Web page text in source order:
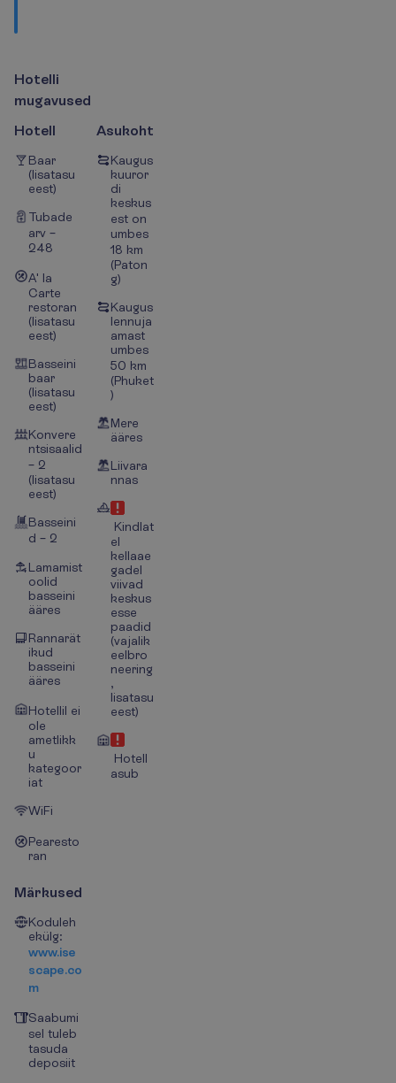
Hotelli
mugavused
Hotell
Baar
(lisatasu
eest)
Tubade
arv –
248
A' la
Carte
restoran
(lisatasu
eest)
Basseini
baar
(lisatasu
eest)
Konvere
ntsisaalid
– 2
(lisatasu
eest)
Basseini
d – 2
Lamamist
oolid
basseini
ääres
Rannarät
ikud
basseini
ääres
Hotellil ei
ole
ametlikk
u
kategoor
iat
WiFi
Pearesto
ran
Asukoht
Kaugus
kuuror
di
keskus
est on
umbes
18 km
(Paton
g)
Kaugus
lennuja
amast
umbes
50 km
(Phuket
)
Mere
ääres
Liivara
nnas
Kindlat
el
kellaae
gadel
viivad
keskus
esse
paadid
(vajalik
eelbro
neering
,
lisatasu
eest)
Hotell
asub
Märkused
Koduleh
ekülg:
www.ise
scape.co
m
Saabumi
sel tuleb
tasuda
deposiit